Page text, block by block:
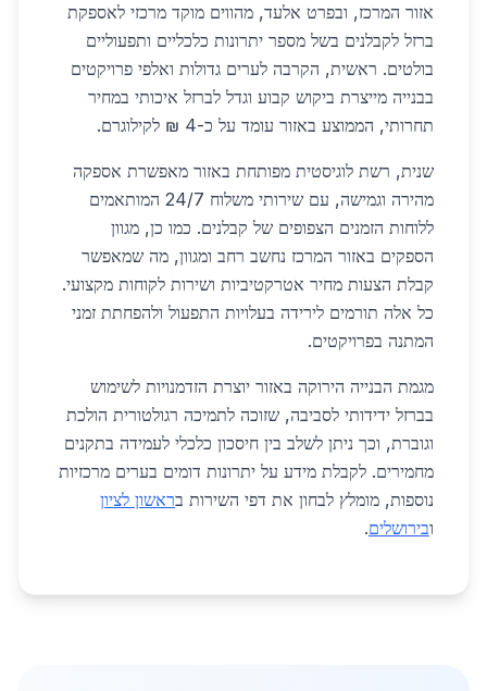
אזור המרכז, ובפרט אלעד, מהווים מוקד מרכזי לאספקת
ברזל לקבלנים בשל מספר יתרונות כלכליים ותפעוליים
בולטים. ראשית, הקרבה לערים גדולות ואלפי פרויקטים
בבנייה מייצרת ביקוש קבוע וגדל לברזל איכותי במחיר
תחרותי, הממוצע באזור עומד על כ-4 ₪ לקילוגרם.
שנית, רשת לוגיסטית מפותחת באזור מאפשרת אספקה
מהירה וגמישה, עם שירותי משלוח 24/7 המותאמים
ללוחות הזמנים הצפופים של קבלנים. כמו כן, מגוון
הספקים באזור המרכז נחשב רחב ומגוון, מה שמאפשר
קבלת הצעות מחיר אטרקטיביות ושירות לקוחות מקצועי.
כל אלה תורמים לירידה בעלויות התפעול ולהפחתת זמני
המתנה בפרויקטים.
מגמת הבנייה הירוקה באזור יוצרת הזדמנויות לשימוש
בברזל ידידותי לסביבה, שזוכה לתמיכה רגולטורית הולכת
וגוברת, וכך ניתן לשלב בין חיסכון כלכלי לעמידה בתקנים
מחמירים. לקבלת מידע על יתרונות דומים בערים מרכזיות
נוספות, מומלץ לבחון את דפי השירות בראשון לציון
ובירושלים.